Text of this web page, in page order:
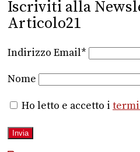
Iscriviti alla
Articolo21
Indirizzo Email*
Nome
Ho letto e accetto i